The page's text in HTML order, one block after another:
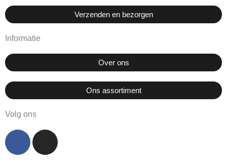
Verzenden en bezorgen
Informatie
Over ons
Ons assortiment
Volg ons
F